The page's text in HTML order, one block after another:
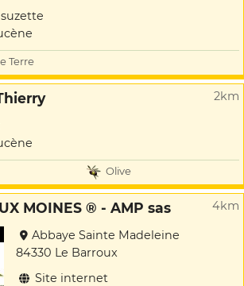
Terre
2km
Olive
MOINES ® - AMP sas 4km
Abbaye Sainte Madeleine
84330 Le Barroux
Site internet